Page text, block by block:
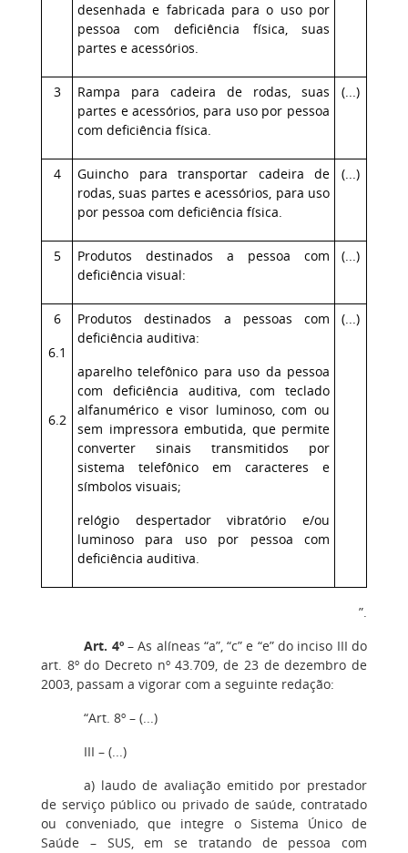
desenhada e fabricada para o uso por
pessoa com deficiência física, suas
partes e acessórios.
3
Rampa para cadeira de rodas, suas
partes e acessórios, para uso por pessoa
com deficiência física.
(...)
4
Guincho para transportar cadeira de
rodas, suas partes e acessórios, para uso
por pessoa com deficiência física.
(...)
5
Produtos destinados a pessoa com
deficiência visual:
(...)
6
6.1
6.2
Produtos destinados a pessoas com
deficiência auditiva:
aparelho telefônico para uso da pessoa
com deficiência auditiva, com teclado
alfanumérico e visor luminoso, com ou
sem impressora embutida, que permite
converter sinais transmitidos por
sistema telefônico em caracteres e
símbolos visuais;
relógio despertador vibratório e/ou
luminoso para uso por pessoa com
deficiência auditiva.
(...)
”.
Art. 4º– As alíneas “a”, “c” e “e” do inciso III do
art. 8º do Decreto nº 43.709, de 23 de dezembro de
2003, passam a vigorar com a seguinte redação:
“Art. 8º – (...)
III – (...)
a) laudo de avaliação emitido por prestador
de serviço público ou privado de saúde, contratado
ou conveniado, que integre o Sistema Único de
Saúde – SUS, em se tratando de pessoa com